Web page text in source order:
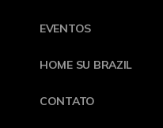
EVENTOS
HOME SU BRAZIL
CONTATO